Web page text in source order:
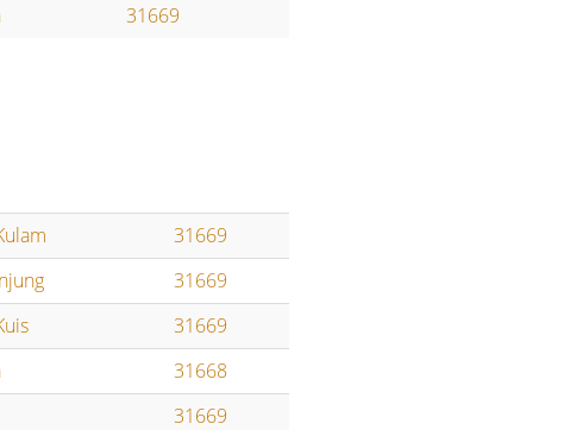
31669
31669
31669
31669
31668
31669